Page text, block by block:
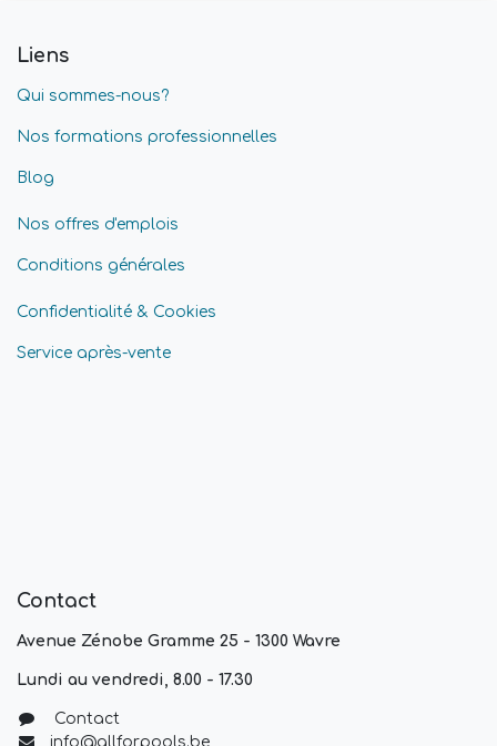
Liens
Qui sommes-nous?
Nos formations professionnelles
Blog
Nos offres d'emplois
Conditions générales
Confidentialité & Cookies
Service après-vente
Contact
Avenue Zénobe Gramme 25 - 1300 Wavre
Lundi au vendredi, 8.00 - 17.30
Contact
info@allforpools.be